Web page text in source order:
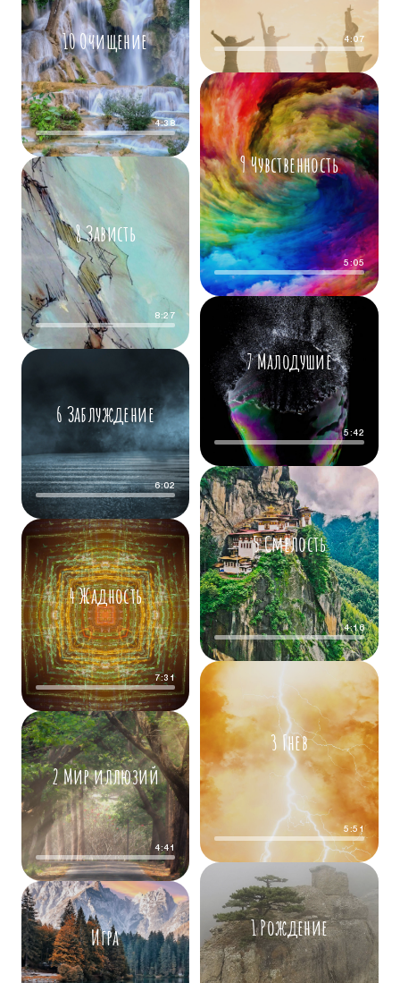
10 Очищение
4:38
8 Зависть
8:27
6 Заблуждение
6:02
4 Жадность
7:31
2 Мир иллюзий
4:41
Игра
4:07
9 Чувственность
5:05
7 Малодушие
5:42
5 Смелость
4:16
3 Гнев
5:51
1 Рождение